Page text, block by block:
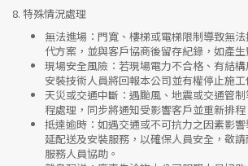
8. 特殊情況處理
無法進場 ：門寬、樓梯或電梯限制導致無
代方案，並與客戶協商後留存紀錄，如產生
現場安全風險 ： 若現場電力不合格、有結
安裝技術人員將回報本公司並有權停止施工
天災或交通中斷 ：遇颱風、地震或交通管
程處理，同步將通知受影響客戶並重新排程
抵達逾時 ：如遇交通或不可抗力之因素影
延配送及安裝服務，以確保人員安全，敬
服務人員協助。